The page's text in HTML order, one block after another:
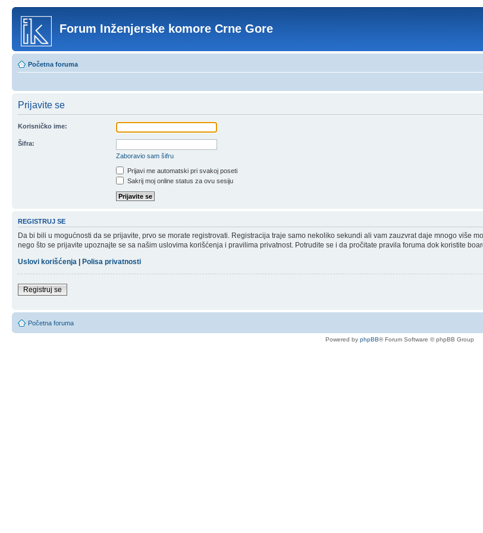
Forum Inženjerske komore Crne Gore
Početna foruma
Prijavite se
Korisničko ime:
Šifra:
Zaboravio sam šifru
Prijavi me automatski pri svakoj poseti
Sakrij moj online status za ovu sesiju
REGISTRUJ SE
Da bi bili u mogućnosti da se prijavite, prvo se morate registrovati. Registracija traje samo nekoliko sekundi ali vam zauzvrat daje mnogo više
nego što se prijavite upoznajte se sa našim uslovima korišćenja i pravilima privatnost. Potrudite se i da pročitate pravila foruma dok koristite
Uslovi korišćenja | Polisa privatnosti
Registruj se
Početna foruma
Powered by phpBB® Forum Software © phpBB Group